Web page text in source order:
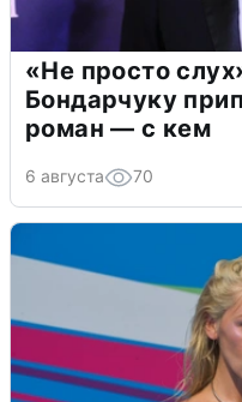
«Не просто
Бондарчуку
роман — с кем
6 августа 70